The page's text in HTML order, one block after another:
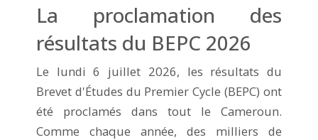
La proclamation des
résultats du BEPC 2026
Le lundi 6 juillet 2026, les résultats du
Brevet d'Études du Premier Cycle (BEPC) ont
été proclamés dans tout le Cameroun.
Comme chaque année, des milliers de